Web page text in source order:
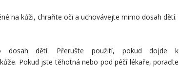
na kůži, chraňte oči a uchovávejte mimo dosah dětí.
dosah dětí. Přerušte použití, pokud dojde k
Pokud jste těhotná nebo pod péčí lékaře, poraďte